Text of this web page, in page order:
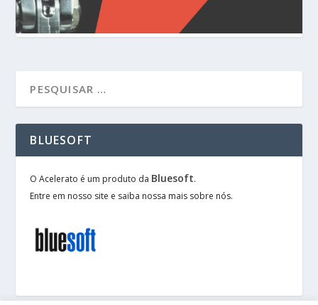
BLUESOFT
O Acelerato é um produto da Bluesoft.
Entre em nosso site e saiba nossa mais sobre nós.